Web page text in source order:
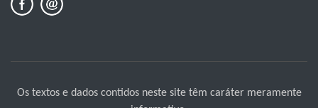
Os textos e dados contidos neste site têm caráter meramente